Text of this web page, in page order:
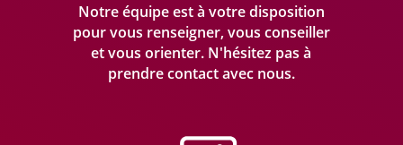
Notre équipe est à votre disposition
pour vous renseigner, vous conseiller
et vous orienter. N'hésitez pas à
prendrecontact avec nous.